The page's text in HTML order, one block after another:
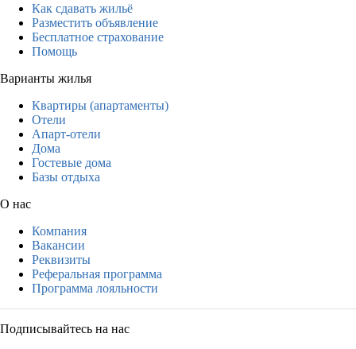
Как сдавать жильё
Разместить объявление
Бесплатное страхование
Помощь
Варианты жилья
Квартиры (апартаменты)
Отели
Апарт-отели
Дома
Гостевые дома
Базы отдыха
О нас
Компания
Вакансии
Реквизиты
Реферальная программа
Программа лояльности
Подписывайтесь на нас